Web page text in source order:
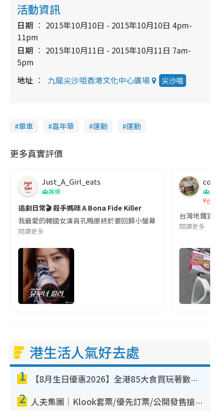
活動資訊
日期
2015年10月10日 - 2015年10月10日 4pm-
11pm
日期
2015年10月11日 - 2015年10月11日 7am-
5pm
地址
九龍尖沙咀香港文化中心廣場 尖沙咀
單車 嘉年華 運動 運動
更多真實評價
Just_A_Girl_eats
娛樂
追劇日常🎬 殺手媽咪 A Bona Fide Killer
我最愛的韓國女演員孔曉振終於要回歸小螢幕啦!這次的劇本改編
閱讀更多
co
吹
台灣
台灣地鐵宣
閱讀更多
港生活人氣好去處
1 【8月生日優惠2026】全港85大食買玩著數攻略 自助餐/火鍋放題同行免費＋誠品/DONKI送現金券
2 人夫集團｜Klook套票/優先訂票/公開發售搶飛攻略！附票價.購票連結.場地座位表